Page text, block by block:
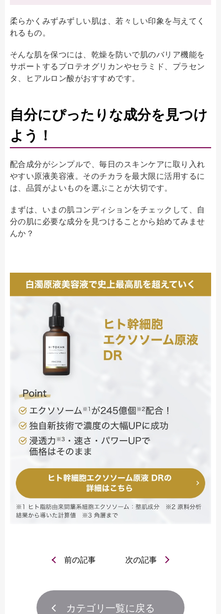
柔らかくみずみずしい肌は、若々しい印象を与えてく
れるもの。
そんな肌を保つには、乾燥を防いで肌のバリア機能を
サポートするプロテオグリカンやセラミド、プラセン
タ、ヒアルロン酸がおすすめです。
自分にぴったりな成分を見つけ
よう！
配合成分がシンプルで、毎日のスキンケアに取り入れ
やすい原液美容液。そのチカラを最大限に活用するに
は、品質がよいものを選ぶことが大切です。
まずは、いまの肌コンディションをチェックして、自
分の肌に必要な成分を見つけることから始めてみませ
んか？
前の記事 次の記事
カテゴリ一覧に戻る